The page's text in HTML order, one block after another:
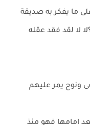
ما يفكر به صديقة
لا لقد فقد عقله
ونوح يمر عليهم
امامها فهو منذ